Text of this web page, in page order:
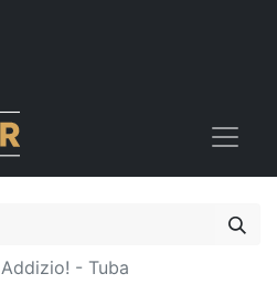
Addizio! - Tuba